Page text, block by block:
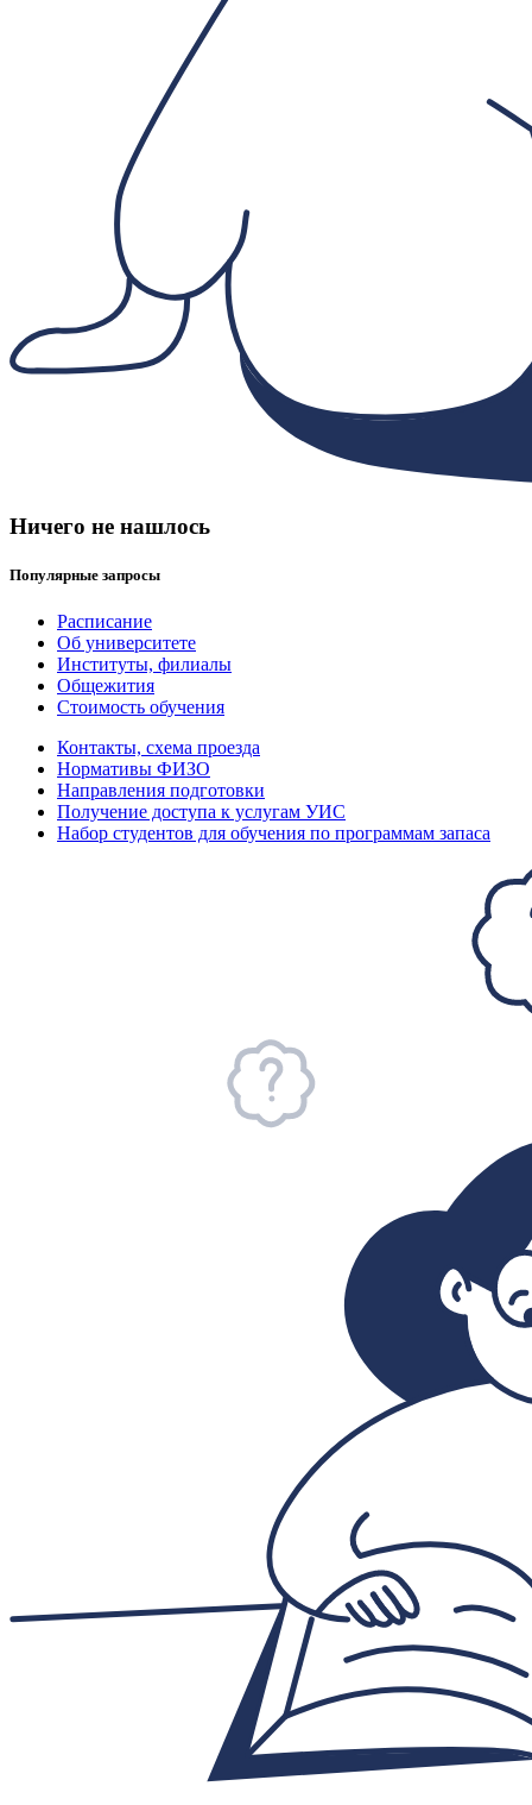
Ничего не нашлось
Популярные запросы
Расписание
Об университете
Институты, филиалы
Общежития
Стоимость обучения
Контакты, схема проезда
Нормативы ФИЗО
Направления подготовки
Получение доступа к услугам УИС
Набор студентов для обучения по программам запаса